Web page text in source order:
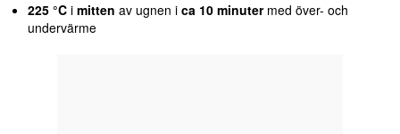
225 °C i mitten av ugnen i ca 10 minutermed över- och
undervärme